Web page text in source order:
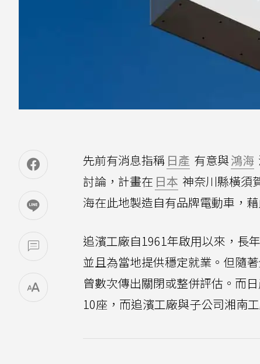
先前有消息指稱 日產 有意與鴻海
討論，計畫在 日本 神奈川縣橫須
海在此地製造自有品牌電動車，
追濱工廠自1961年啟用以來，長
並且為當地提供穩定就業。但隨
曾數次傳出關閉或整併評估。而
10座，而追濱工廠與子公司湘南